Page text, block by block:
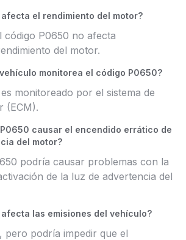
el rendimiento del motor?
código P0650 no afecta
del motor.
monitorea el código P0650?
monitoreado por el sistema de
(ECM).
causar el encendido errático de
del motor?
podría causar problemas con la
de la luz de advertencia del
las emisiones del vehículo?
pero podría impedir que el